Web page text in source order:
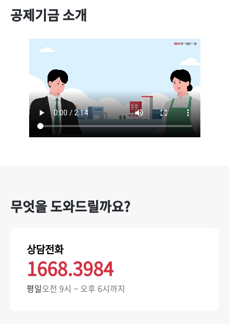
공제기금 소개
무엇을 도와드릴까요?
상담전화
1668.3984
평일오전 9시 ~ 오후 6시까지